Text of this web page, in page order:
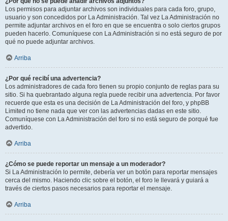
Los permisos para adjuntar archivos son individuales para cada foro, grupo,
usuario y son concedidos por La Administración. Tal vez La Administración no
permite adjuntar archivos en el foro en que se encuentra o solo ciertos grupos
pueden hacerlo. Comuníquese con La Administración si no está seguro de por
qué no puede adjuntar archivos.
Arriba
¿Por qué recibí una advertencia?
Los administradores de cada foro tienen su propio conjunto de reglas para su
sitio. Si ha quebrantado alguna regla puede recibir una advertencia. Por favor
recuerde que esta es una decisión de La Administración del foro, y phpBB
Limited no tiene nada que ver con las advertencias dadas en este sitio.
Comuníquese con La Administración del foro si no está seguro de porqué fue
advertido.
Arriba
¿Cómo se puede reportar un mensaje a un moderador?
Si La Administración lo permite, debería ver un botón para reportar mensajes
cerca del mismo. Haciendo clic sobre el botón, el foro le llevará y guiará a
través de ciertos pasos necesarios para reportar el mensaje.
Arriba